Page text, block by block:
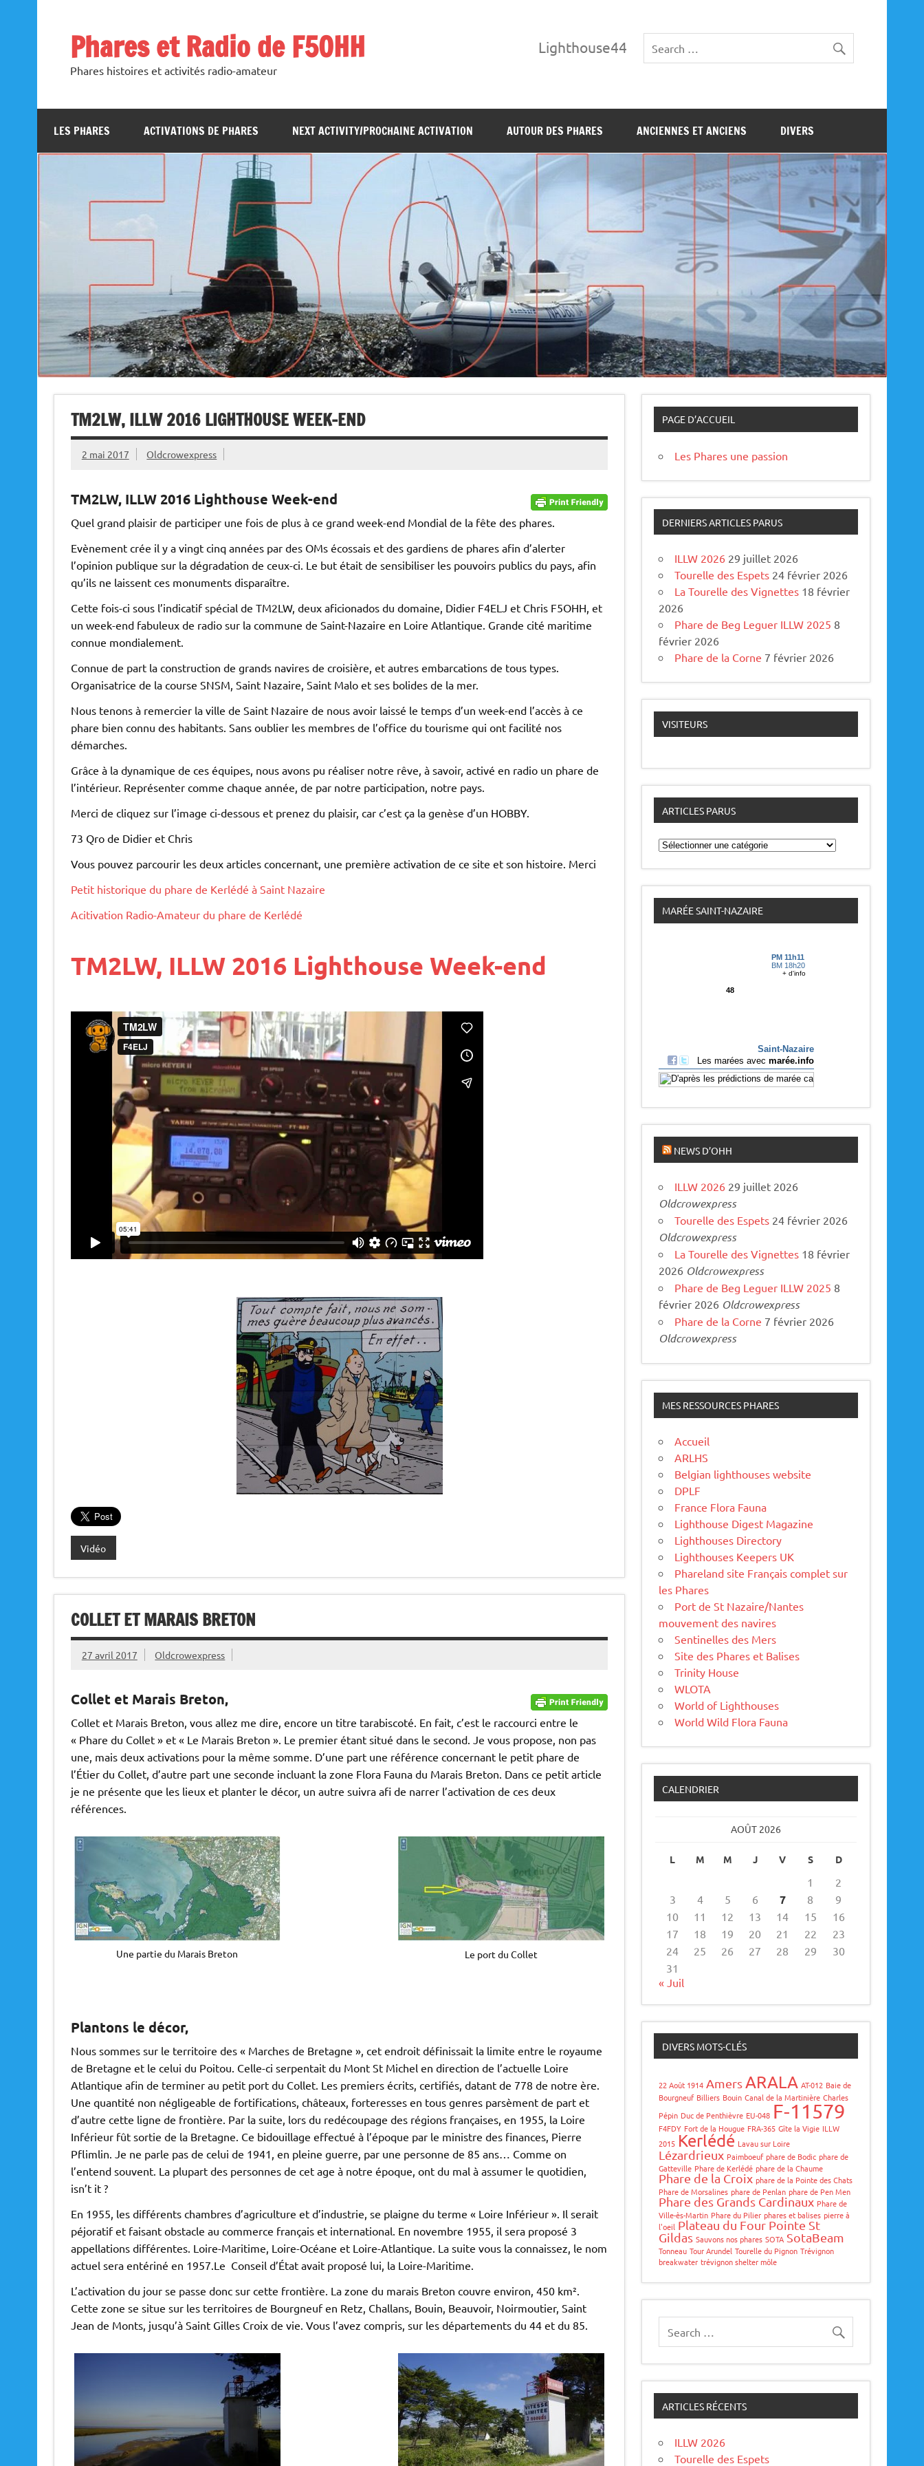
Phares et Radio de F5OHH
Phares histoires et activités radio-amateur
Lighthouse44
LES PHARES ACTIVATIONS DE PHARES NEXT ACTIVITY/PROCHAINE ACTIVATION AUTOUR DES PHARES ANCIENNES ET ANCIENS DIVERS
TM2LW, ILLW 2016 LIGHTHOUSE WEEK-END
2 mai 2017 Oldcrowexpress
TM2LW, ILLW 2016 Lighthouse Week-end
Quel grand plaisir de participer une fois de plus à ce grand week-end Mondial de la fête des phares.
Evènement crée il y a vingt cinq années par des OMs écossais et des gardiens de phares afin d’alerter
l’opinion publique sur la dégradation de ceux-ci. Le but était de sensibiliser les pouvoirs publics du pays, afin
qu’ils ne laissent ces monuments disparaître.
Cette fois-ci sous l’indicatif spécial de TM2LW, deux aficionados du domaine, Didier F4ELJ et Chris F5OHH, et
un week-end fabuleux de radio sur la commune de Saint-Nazaire en Loire Atlantique. Grande cité maritime
connue mondialement.
Connue de part la construction de grands navires de croisière, et autres embarcations de tous types.
Organisatrice de la course SNSM, Saint Nazaire, Saint Malo et ses bolides de la mer.
Nous tenons à remercier la ville de Saint Nazaire de nous avoir laissé le temps d’un week-end l’accès à ce
phare bien connu des habitants. Sans oublier les membres de l’office du tourisme qui ont facilité nos
démarches.
Grâce à la dynamique de ces équipes, nous avons pu réaliser notre rêve, à savoir, activé en radio un phare de
l’intérieur. Représenter comme chaque année, de par notre participation, notre pays.
Merci de cliquez sur l’image ci-dessous et prenez du plaisir, car c’est ça la genèse d’un HOBBY.
73 Qro de Didier et Chris
Vous pouvez parcourir les deux articles concernant, une première activation de ce site et son histoire. Merci
Petit historique du phare de Kerlédé à Saint Nazaire
Acitivation Radio-Amateur du phare de Kerlédé
TM2LW, ILLW 2016 Lighthouse Week-end
Vidéo
COLLET ET MARAIS BRETON
27 avril 2017 Oldcrowexpress
Collet et Marais Breton,
Collet et Marais Breton, vous allez me dire, encore un titre tarabiscoté. En fait, c’est le raccourci entre le
« Phare du Collet » et « Le Marais Breton ». Le premier étant situé dans le second. Je vous propose, non pas
une, mais deux activations pour la même somme. D’une part une référence concernant le petit phare de
l’Étier du Collet, d’autre part une seconde incluant la zone Flora Fauna du Marais Breton. Dans ce petit article
je ne présente que les lieux et planter le décor, un autre suivra afi de narrer l’activation de ces deux
références.
Une partie du Marais Breton Le port du Collet
Plantons le décor,
Nous sommes sur le territoire des « Marches de Bretagne », cet endroit définissait la limite entre le royaume
de Bretagne et le celui du Poitou. Celle-ci serpentait du Mont St Michel en direction de l’actuelle Loire
Atlantique afin de terminer au petit port du Collet. Les premiers écrits, certifiés, datant de 778 de notre ère.
Une quantité non négligeable de fortifications, châteaux, forteresses en tous genres parsèment de part et
d’autre cette ligne de frontière. Par la suite, lors du redécoupage des régions françaises, en 1955, la Loire
Inférieur fût sortie de la Bretagne. Ce bidouillage effectué à l’époque par le ministre des finances, Pierre
Pflimlin. Je ne parle pas de celui de 1941, en pleine guerre, par une personne de 85 ans… Comme on
l’entend souvent. La plupart des personnes de cet age à notre époque, ont du mal à assumer le quotidien,
isn’t it ?
En 1955, les différents chambres d’agriculture et d’industrie, se plaigne du terme « Loire Inférieur ». Il serait
péjoratif et faisant obstacle au commerce français et international. En novembre 1955, il sera proposé 3
appellations différentes. Loire-Maritime, Loire-Océane et Loire-Atlantique. La suite vous la connaissez, le nom
actuel sera entériné en 1957.Le Conseil d’État avait proposé lui, la Loire-Maritime.
L’activation du jour se passe donc sur cette frontière. La zone du marais Breton couvre environ, 450 km².
Cette zone se situe sur les territoires de Bourgneuf en Retz, Challans, Bouin, Beauvoir, Noirmoutier, Saint
Jean de Monts, jusqu’à Saint Gilles Croix de vie. Vous l’avez compris, sur les départements du 44 et du 85.
PAGE D’ACCUEIL
Les Phares une passion
DERNIERS ARTICLES PARUS
ILLW 2026 29 juillet 2026
Tourelle des Espets 24 février 2026
La Tourelle des Vignettes 18 février
2026
Phare de Beg Leguer ILLW 2025 8
février 2026
Phare de la Corne 7 février 2026
VISITEURS
ARTICLES PARUS
A
r
t
c
l
e
s
MARÉE SAINT-NAZAIRE
NEWS D’OHH
ILLW 2026 29 juillet 2026
Oldcrowexpress
Tourelle des Espets 24 février 2026
Oldcrowexpress
La Tourelle des Vignettes 18 février
2026 Oldcrowexpress
Phare de Beg Leguer ILLW 2025 8
février 2026 Oldcrowexpress
Phare de la Corne 7 février 2026
Oldcrowexpress
MES RESSOURCES PHARES
Accueil
ARLHS
Belgian lighthouses website
DPLF
France Flora Fauna
Lighthouse Digest Magazine
Lighthouses Directory
Lighthouses Keepers UK
Phareland site Français complet sur
les Phares
Port de St Nazaire/Nantes
mouvement des navires
Sentinelles des Mers
Site des Phares et Balises
Trinity House
WLOTA
World of Lighthouses
World Wild Flora Fauna
CALENDRIER
AOÛT 2026
L M M J V S D
1
2
3
4 5 6 7 8
9
10
11 12 13 14 15
16
17
18 19 20 21 22
23
24
25 26 27 28 29
30
31
« Juil
DIVERS MOTS-CLÉS
22 Août 1914 Amers ARALA AT-012 Baie de
Bourgneuf Billiers Bouin Canal de la Martinière Charles
Pépin Duc de Penthièvre EU-048 F-11579
F4FDY Fort de la Hougue FRA-365 Gîte la Vigie ILLW
2015 Kerlédé Lavau sur Loire
Lézardrieux Paimboeuf phare de Bodic phare de
Gatteville Phare de Kerlédé phare de la Chaume
Phare de la Croix phare de la Pointe des Chats
Phare de Morsalines phare de Penlan phare de Pen Men
Phare des Grands Cardinaux Phare de
Ville-ès-Martin Phare du Pilier phares et balises pierre à
l'oeil Plateau du Four Pointe St
Gildas Sauvons nos phares SOTA SotaBeam
Tonneau Tour Arundel Tourelle du Pignon Trévignon
breakwater trévignon shelter môle
ARTICLES RÉCENTS
ILLW 2026
Tourelle des Espets